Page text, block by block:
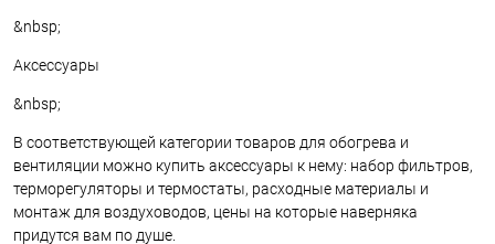
&nbsp;
Аксессуары
&nbsp;
В соответствующей категории товаров для обогрева и
вентиляции можно купить аксессуары к нему: набор фильтров,
терморегуляторы и термостаты, расходные материалы и
монтаж для воздуховодов, цены на которые наверняка
придутся вам по душе.